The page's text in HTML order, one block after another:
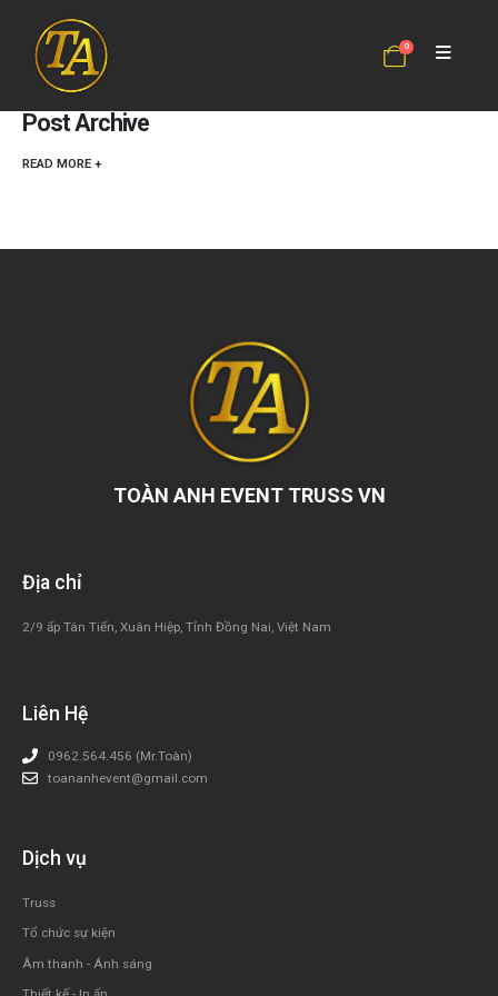
0
It seems we can't find what you're looking for.
30 TH5 2022
Post Archive
READ MORE +
TOÀN ANH EVENT TRUSS VN
Địa chỉ
2/9 ấp Tân Tiến, Xuân Hiệp, Tỉnh Đồng Nai, Việt Nam
Liên Hệ
0962.564.456 (Mr.Toàn)
toananhevent@gmail.com
Dịch vụ
Truss
Tổ chức sự kiện
Âm thanh - Ánh sáng